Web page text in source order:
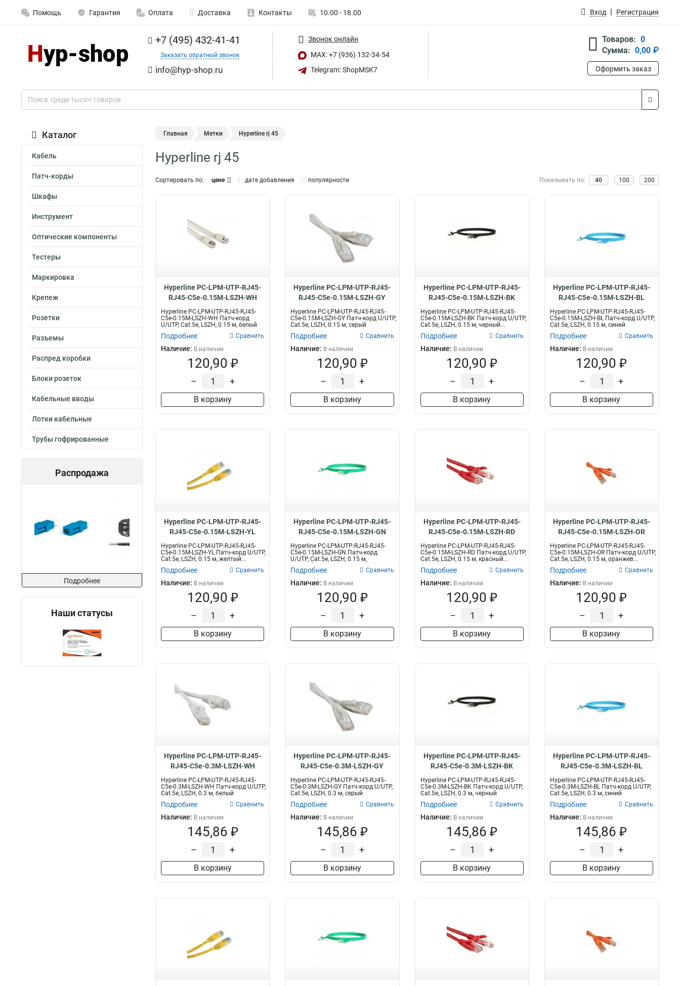
Помощь Гарантия Оплата Доставка Контакты 10.00 - 18.00 Вход Регистрация
+7 (495) 432-41-41
Заказать обратный звонок
info@hyp-shop.ru
Звонок онлайн
MAX: +7 (936) 132-34-54
Telegram: ShopMSK7
Товаров: 0
Сумма: 0,00 ₽
Оформить заказ
Каталог
Кабель
Патч-корды
Шкафы
Инструмент
Оптические компоненты
Тестеры
Маркировка
Крепеж
Розетки
Разъемы
Распред коробки
Блоки розеток
Кабельные вводы
Лотки кабельные
Трубы гофрированные
Распродажа
Подробнее
Наши статусы
Главная Метки Hyperline rj 45
Hyperline rj 45
Сортировать по: цене дате добавления популярности Показывать по: 40 100 200
Hyperline PC-LPM-UTP-RJ45-
RJ45-C5e-0.15M-LSZH-WH
Hyperline PC-LPM-UTP-RJ45-RJ45-
C5e-0.15M-LSZH-WH Патч-корд
U/UTP, Cat.5е, LSZH, 0.15 м, белый
Подробнее Сравнить
Наличие: В наличии
120,90 ₽
– +
В корзину
Hyperline PC-LPM-UTP-RJ45-
RJ45-C5e-0.15M-LSZH-GY
Hyperline PC-LPM-UTP-RJ45-RJ45-
C5e-0.15M-LSZH-GY Патч-корд U/UTP,
Cat.5е, LSZH, 0.15 м, серый
Подробнее Сравнить
Наличие: В наличии
120,90 ₽
– +
В корзину
Hyperline PC-LPM-UTP-RJ45-
RJ45-C5e-0.15M-LSZH-BK
Hyperline PC-LPM-UTP-RJ45-RJ45-
C5e-0.15M-LSZH-BK Патч-корд U/UTP,
Cat.5е, LSZH, 0.15 м, черный...
Подробнее Сравнить
Наличие: В наличии
120,90 ₽
– +
В корзину
Hyperline PC-LPM-UTP-RJ45-
RJ45-C5e-0.15M-LSZH-BL
Hyperline PC-LPM-UTP-RJ45-RJ45-
C5e-0.15M-LSZH-BL Патч-корд U/UTP,
Cat.5е, LSZH, 0.15 м, синий
Подробнее Сравнить
Наличие: В наличии
120,90 ₽
– +
В корзину
Hyperline PC-LPM-UTP-RJ45-
RJ45-C5e-0.15M-LSZH-YL
Hyperline PC-LPM-UTP-RJ45-RJ45-
C5e-0.15M-LSZH-YL Патч-корд U/UTP,
Cat.5е, LSZH, 0.15 м, желтый...
Подробнее Сравнить
Наличие: В наличии
120,90 ₽
– +
В корзину
Hyperline PC-LPM-UTP-RJ45-
RJ45-C5e-0.15M-LSZH-GN
Hyperline PC-LPM-UTP-RJ45-RJ45-
C5e-0.15M-LSZH-GN Патч-корд
U/UTP, Cat.5е, LSZH, 0.15 м,
зеленый...
Подробнее Сравнить
Наличие: В наличии
120,90 ₽
– +
В корзину
Hyperline PC-LPM-UTP-RJ45-
RJ45-C5e-0.15M-LSZH-RD
Hyperline PC-LPM-UTP-RJ45-RJ45-
C5e-0.15M-LSZH-RD Патч-корд U/UTP,
Cat.5е, LSZH, 0.15 м, красный...
Подробнее Сравнить
Наличие: В наличии
120,90 ₽
– +
В корзину
Hyperline PC-LPM-UTP-RJ45-
RJ45-C5e-0.15M-LSZH-OR
Hyperline PC-LPM-UTP-RJ45-RJ45-
C5e-0.15M-LSZH-OR Патч-корд U/UTP,
Cat.5е, LSZH, 0.15 м, оранжев...
Подробнее Сравнить
Наличие: В наличии
120,90 ₽
– +
В корзину
Hyperline PC-LPM-UTP-RJ45-
RJ45-C5e-0.3M-LSZH-WH
Hyperline PC-LPM-UTP-RJ45-RJ45-
C5e-0.3M-LSZH-WH Патч-корд U/UTP,
Cat.5е, LSZH, 0.3 м, белый
Подробнее Сравнить
Наличие: В наличии
145,86 ₽
– +
В корзину
Hyperline PC-LPM-UTP-RJ45-
RJ45-C5e-0.3M-LSZH-GY
Hyperline PC-LPM-UTP-RJ45-RJ45-
C5e-0.3M-LSZH-GY Патч-корд U/UTP,
Cat.5е, LSZH, 0.3 м, серый
Подробнее Сравнить
Наличие: В наличии
145,86 ₽
– +
В корзину
Hyperline PC-LPM-UTP-RJ45-
RJ45-C5e-0.3M-LSZH-BK
Hyperline PC-LPM-UTP-RJ45-RJ45-
C5e-0.3M-LSZH-BK Патч-корд U/UTP,
Cat.5е, LSZH, 0.3 м, черный
Подробнее Сравнить
Наличие: В наличии
145,86 ₽
– +
В корзину
Hyperline PC-LPM-UTP-RJ45-
RJ45-C5e-0.3M-LSZH-BL
Hyperline PC-LPM-UTP-RJ45-RJ45-
C5e-0.3M-LSZH-BL Патч-корд U/UTP,
Cat.5е, LSZH, 0.3 м, синий
Подробнее Сравнить
Наличие: В наличии
145,86 ₽
– +
В корзину